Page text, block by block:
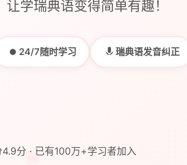
学瑞典语变得简单有趣！
24/7随时学习 瑞典语发音纠正
分 · 已有100万+学习者加入